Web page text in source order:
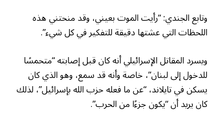
وتابع الجندي: “رأيت الموت بعيني، وقد منحتني هذه
اللحظات التي عشتها دقيقة للتفكير في كل شيء”.
ويسرد المقاتل الإسرائيلي أنه كان قبل إصابته “متحمسًا
للدخول إلى لبنان”، خاصة وأنه قد سمع، وهو الذي كان
يسكن في تايلاند، “عن ما فعله حزب الله بإسرائيل”، لذلك
كان يريد أن “يكون جزءًا من الحرب”.